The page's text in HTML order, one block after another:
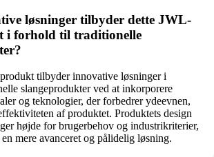
løsninger tilbyder dette JWL-
i forhold til traditionelle
tilbyder innovative løsninger i
slangeprodukter ved at inkorporere
og teknologier, der forbedrer ydeevnen,
af produktet. Produktets design
højde for brugerbehov og industrikriterier,
mere avanceret og pålidelig løsning.